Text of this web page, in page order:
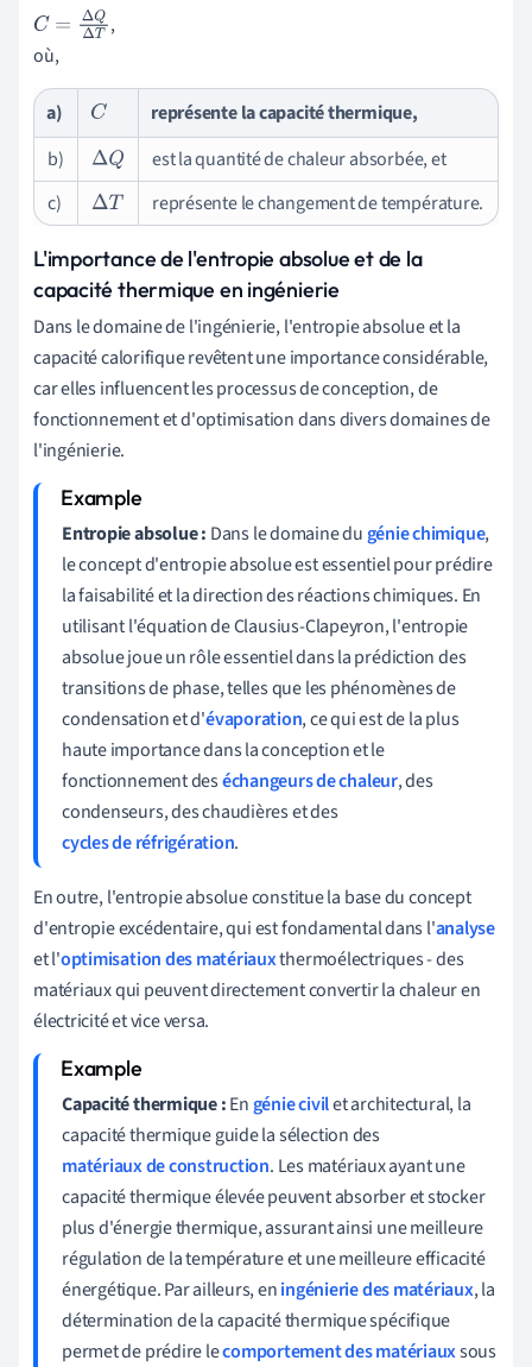
C= ΔQ ΔT ,
où,
a) C
représente la capacité thermique,
b)
ΔQ
est la quantité de chaleur absorbée, et
c)
ΔT représente le changement de température.
L'importance de l'entropie absolue et de la
capacité thermique en ingénierie
Dans le domaine de l'ingénierie, l'entropie absolue et la
capacité calorifique revêtent une importance considérable,
car elles influencent les processus de conception, de
fonctionnement et d'optimisation dans divers domaines de
l'ingénierie.
Entropie absolue : Dans le domaine du génie chimique,
le concept d'entropie absolue est essentiel pour prédire
la faisabilité et la direction des réactions chimiques. En
utilisant l'équation de Clausius-Clapeyron, l'entropie
absolue joue un rôle essentiel dans la prédiction des
transitions de phase, telles que les phénomènes de
condensation et d'évaporation, ce qui est de la plus
haute importance dans la conception et le
fonctionnement deséchangeurs de chaleur, des
condenseurs, des chaudières et des
cycles de réfrigération.
En outre, l'entropie absolue constitue la base du concept
d'entropie excédentaire, qui est fondamental dans l'analyse
et l'optimisation des matériauxthermoélectriques - des
matériaux qui peuvent directement convertir la chaleur en
électricité et vice versa.
Capacité thermique :En génie civilet architectural, la
capacité thermique guide la sélection des
matériaux de construction. Les matériaux ayant une
capacité thermique élevée peuvent absorber et stocker
plus d'énergie thermique, assurant ainsi une meilleure
régulation de la température et une meilleure efficacité
énergétique. Par ailleurs, eningénierie des matériaux, la
détermination de la capacité thermique spécifique
permet de prédire lecomportement des matériauxsous